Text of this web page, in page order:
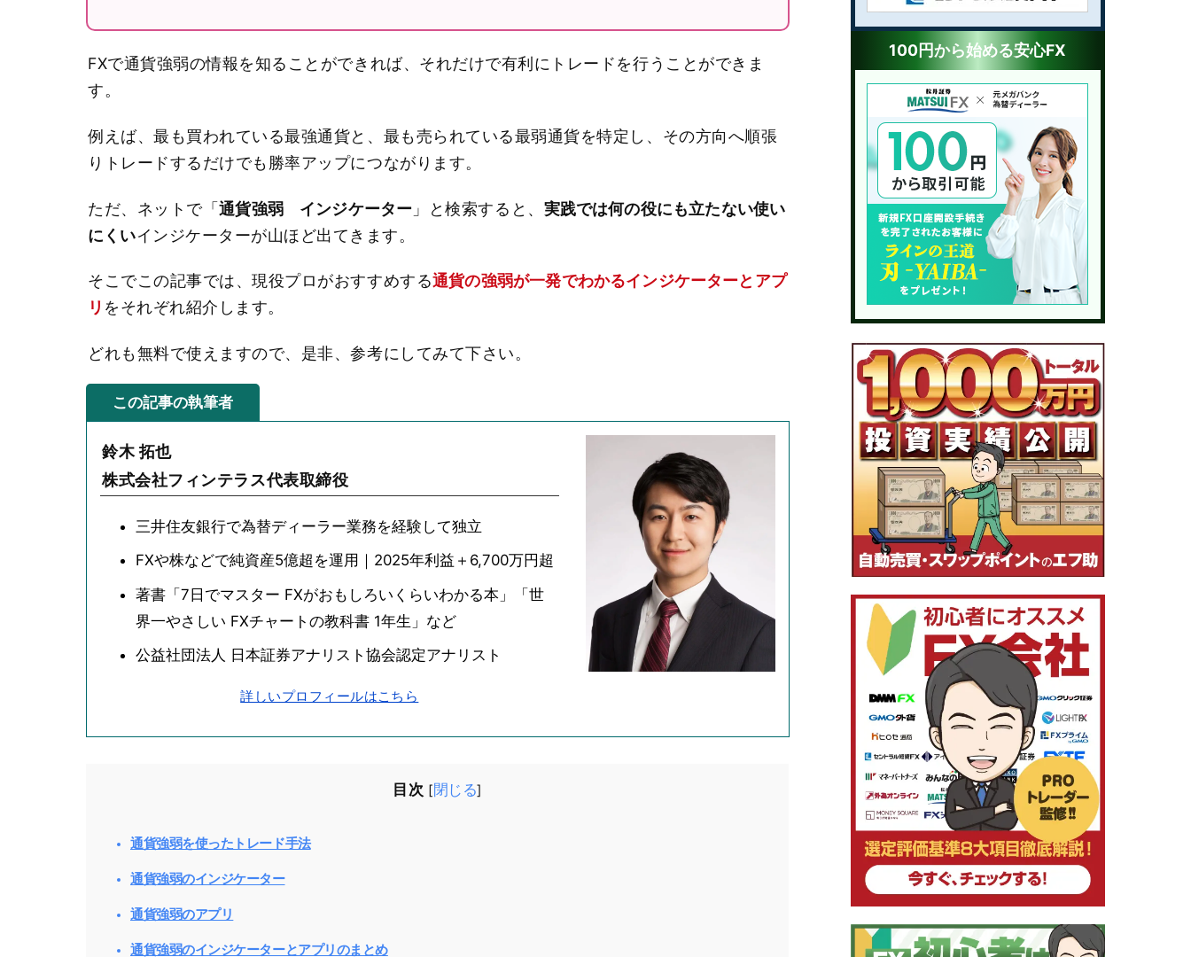
FXで通貨強弱の情報を知ることができれば、それだけで有利にトレードを行うことができま
す。
例えば、最も買われている最強通貨と、最も売られている最弱通貨を特定し、その方向へ順張
りトレードするだけでも勝率アップにつながります。
ただ、ネットで「通貨強弱 インジケーター 」と検索すると、 実践では何の役にも立たない使い
にくいインジケーターが山ほど出てきます。
そこでこの記事では、現役プロがおすすめする通貨の強弱が一発でわかるインジケーターとアプ
リ をそれぞれ紹介します。
どれも無料で使えますので、是非、参考にしてみて下さい。
この記事の執筆者
鈴木 拓也
株式会社フィンテラス代表取締役
三井住友銀行で為替ディーラー業務を経験して独立
FXや株などで純資産5億超を運用｜2025年利益＋6,700万円超
著書「7日でマスター FXがおもしろいくらいわかる本」「世
界一やさしい FXチャートの教科書 1年生」など
公益社団法人 日本証券アナリスト協会認定アナリスト
詳しいプロフィールはこちら
目次 [閉じる]
通貨強弱を使ったトレード手法
通貨強弱のインジケーター
通貨強弱のアプリ
通貨強弱のインジケーターとアプリのまとめ
100円から始める安心FX